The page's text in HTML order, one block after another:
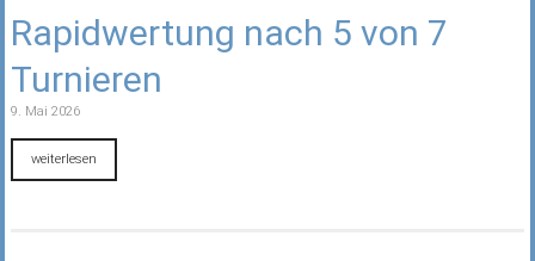
Rapidwertung nach 5 von 7
Turnieren
9. Mai 2026
weiterlesen